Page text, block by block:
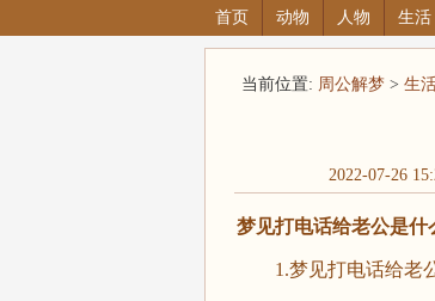
首页 动物 人物 生活
当前位置: 周公解梦> 生
2022-07-26
梦见打电话给老公是什
1.梦见打电话给老公